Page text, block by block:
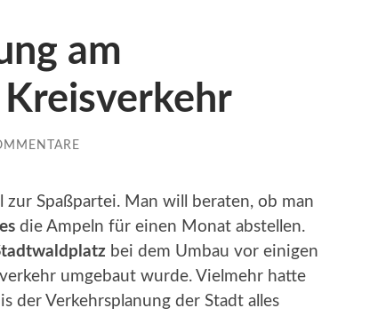
am
Spaßpartei. Man will beraten, ob man
die Ampeln für einen Monat abstellen.
bei dem Umbau vor einigen
umgebaut wurde. Vielmehr hatte
der Verkehrsplanung der Stadt alles